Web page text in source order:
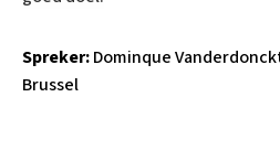
Spreker:Dominque
Brussel